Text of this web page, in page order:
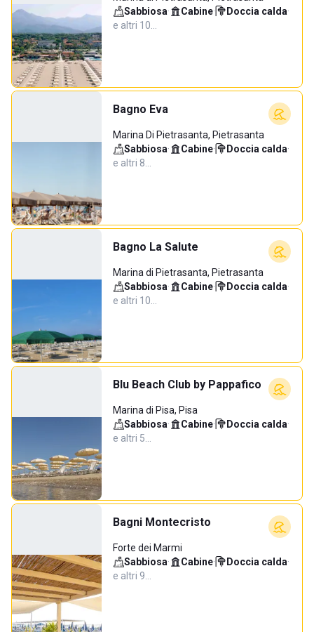
Sabbiosa· Cabine· Doccia calda·
e altri 10…
Bagno Eva
Marina Di Pietrasanta, Pietrasanta
Sabbiosa· Cabine· Doccia calda·
e altri 8…
Bagno La Salute
Marina di Pietrasanta, Pietrasanta
Sabbiosa· Cabine· Doccia calda·
e altri 10…
Blu Beach Club by Pappafico
Marina di Pisa, Pisa
Sabbiosa· Cabine· Doccia calda·
e altri 5…
Bagni Montecristo
Forte dei Marmi
Sabbiosa· Cabine· Doccia calda·
e altri 9…